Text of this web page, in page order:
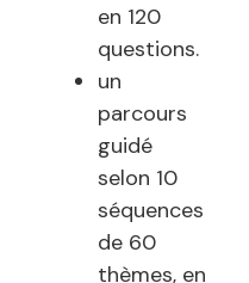
en 120
questions.
un
parcours
guidé
selon 10
séquences
de 60
thèmes, en